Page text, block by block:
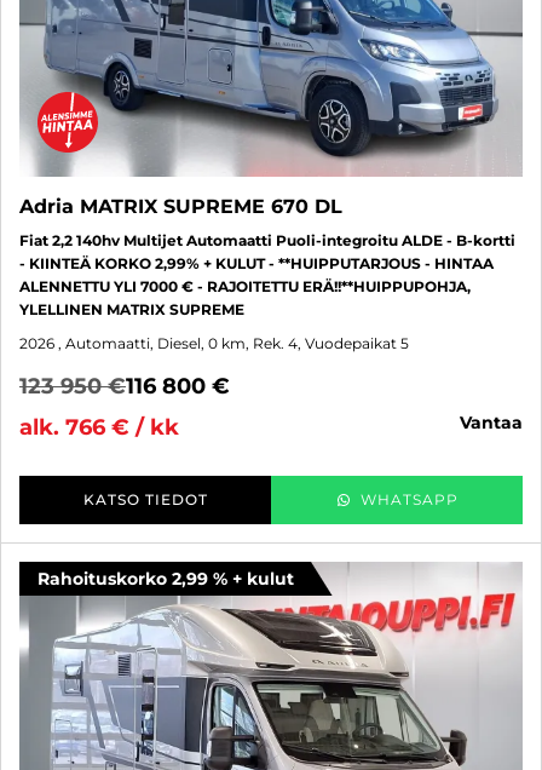
Adria MATRIX SUPREME 670 DL
Fiat 2,2 140hv Multijet Automaatti Puoli-integroitu ALDE - B-kortti
- KIINTEÄ KORKO 2,99% + KULUT - **HUIPPUTARJOUS - HINTAA
ALENNETTU YLI 7000 € - RAJOITETTU ERÄ!!**HUIPPUPOHJA,
YLELLINEN MATRIX SUPREME
2026 , Automaatti, Diesel, 0 km, Rek. 4, Vuodepaikat 5
123 950 €116 800 €
alk. 766 € / kk
vantaa
KATSO TIEDOT WHATSAPP
Rahoituskorko 2,99 % + kulut